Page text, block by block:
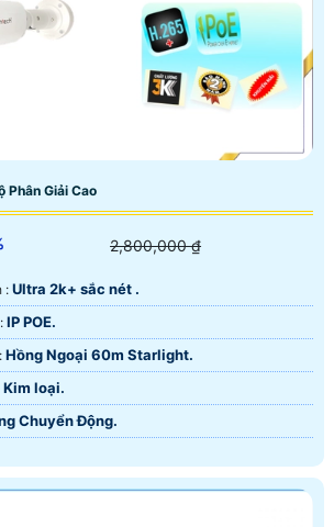
Phân Giải Cao
2,800,000 ₫
: Ultra 2k+ sắc nét .
🤖️ Sử dụng công nghệ : IP POE.
🌜 Tầm Nhìn Ban Đêm : Hồng Ngoại 60m Starlight.
Kim loại.
Chuyển Động.